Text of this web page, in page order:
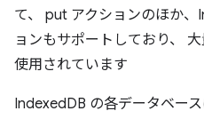
て、 put アクションのほか
ョンもサポートしており、
使用されています
IndexedDB の各データベー